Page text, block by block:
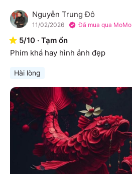
N Nguyễn Trung Đô
11/02/2026 Đã mua qua MoMo
5/10 · Tạm ổn
Phim khá hay hình ảnh đẹp
Hài lòng